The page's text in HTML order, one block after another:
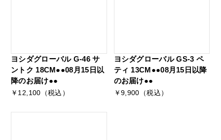
ヨシダグローバル G-46 サ
ントク 18CM●●08月15日以
降のお届け●●
￥12,100（税込）
ヨシダグローバル GS-3 ペ
ティ 13CM●●08月15日以降
のお届け●●
￥9,900（税込）